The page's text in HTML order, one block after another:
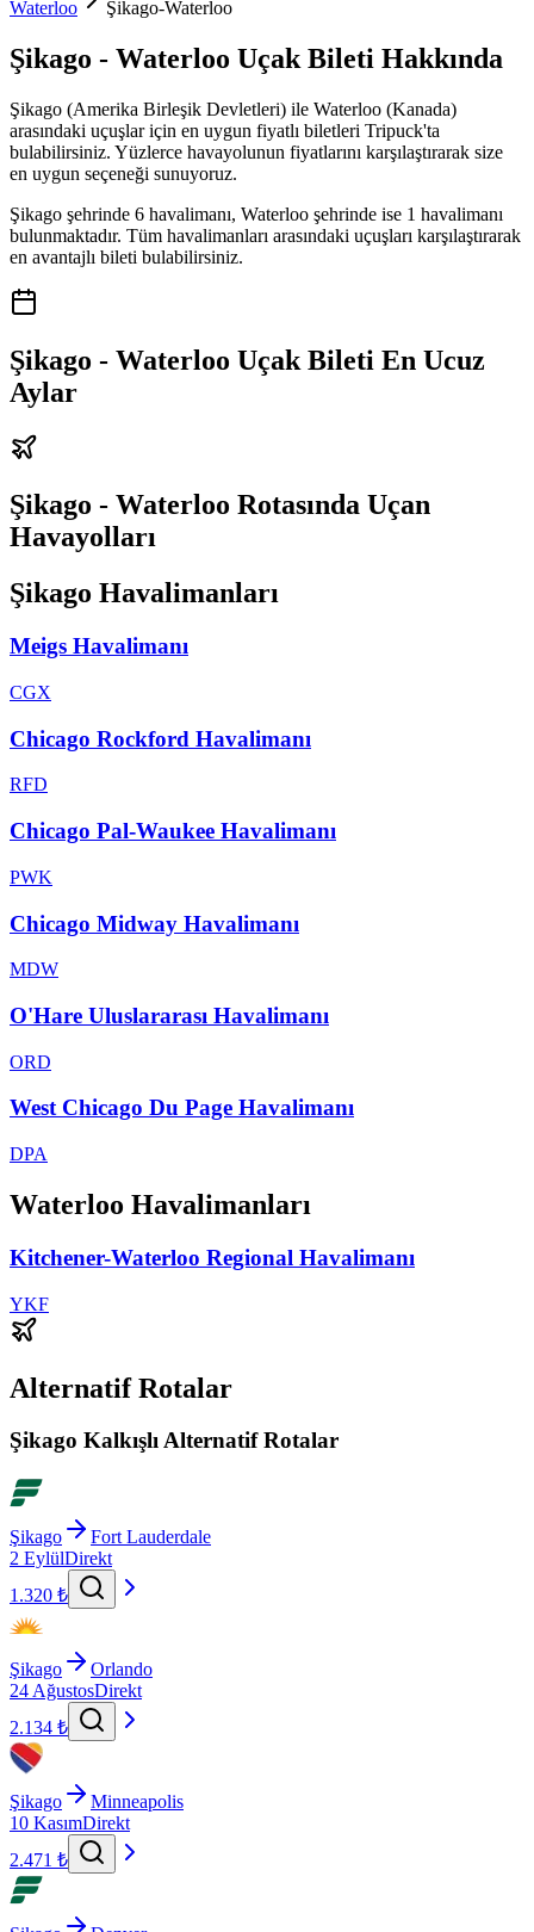
Waterloo
Şikago-Waterloo
Şikago - Waterloo Uçak Bileti Hakkında
Şikago (Amerika Birleşik Devletleri) ile Waterloo (Kanada)
arasındaki uçuşlar için en uygun fiyatlı biletleri Tripuck'ta
bulabilirsiniz. Yüzlerce havayolunun fiyatlarını karşılaştırarak size
en uygun seçeneği sunuyoruz.
Şikago şehrinde 6 havalimanı, Waterloo şehrinde ise 1 havalimanı
bulunmaktadır. Tüm havalimanları arasındaki uçuşları karşılaştırarak
en avantajlı bileti bulabilirsiniz.
Şikago - Waterloo Uçak Bileti En Ucuz
Aylar
Şikago - Waterloo Rotasında Uçan
Havayolları
Şikago Havalimanları
Meigs Havalimanı
CGX
Chicago Rockford Havalimanı
RFD
Chicago Pal-Waukee Havalimanı
PWK
Chicago Midway Havalimanı
MDW
O'Hare Uluslararası Havalimanı
ORD
West Chicago Du Page Havalimanı
DPA
Waterloo Havalimanları
Kitchener-Waterloo Regional Havalimanı
YKF
Alternatif Rotalar
Şikago Kalkışlı Alternatif Rotalar
Şikago
Fort Lauderdale
2 EylülDirekt
1.320 ₺
Şikago
Orlando
24 AğustosDirekt
2.134 ₺
Şikago
Minneapolis
10 KasımDirekt
2.471 ₺